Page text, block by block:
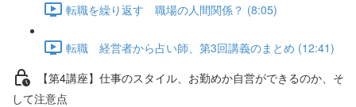
転職を繰り返す 職場の人間関係？ (8:05)
転職 経営者から占い師、第3回講義のまとめ (12:41)
【第4講座】仕事のスタイル、お勤めか自営ができるのか、そ
して注意点